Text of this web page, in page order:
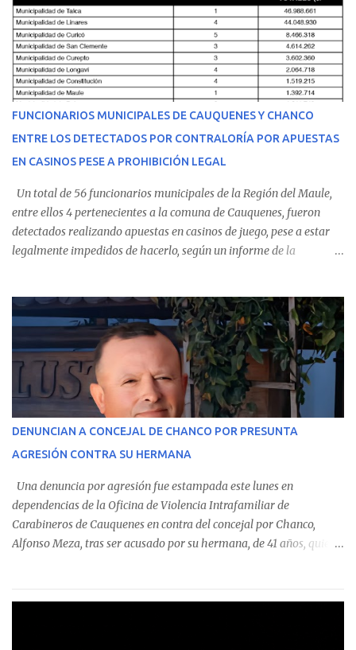
equipo médico determinó su traslado de urgencia al Hospital
Regional de Talca y dado la urgencia la ambulancia partió hacia
Talca con escolta de Carabineros. En medio del traslado, el
estudiante de medicina de 25 años, se agravó y pese a los esfuerzos
del personal de emergencia terminó falleciendo, sin alcanzar a
recibir atención especializada en el centro de destino. Apenas se
conoció la gravedad de su condición, sus padres —residentes en
Villarrica— se trasladaron a Cauquenes con la esperanza de una
evolución favorable. No obstante, alrededo...
FUNCIONARIOS MUNICIPALES DE CAUQUENES Y CHANCO
ENTRE LOS DETECTADOS POR CONTRALORÍA POR APUESTAS
EN CASINOS PESE A PROHIBICIÓN LEGAL
Un total de 56 funcionarios municipales de la Región del Maule,
entre ellos 4 pertenecientes a la comuna de Cauquenes, fueron
detectados realizando apuestas en casinos de juego, pese a estar
legalmente impedidos de hacerlo, según un informe de la
estableció que estos funcionarios —quienes administran o
custodian fondos públicos— efectuaron transacciones por un
monto total de $116.075.918 entre enero de 2024 y junio de 2025.
En el detalle regional, se indica que en la comuna de Cauquenes se
identificó a cuatro funcionarios involucrados en este tipo de
operaciones. Asimismo, se precisa que uno de los casos
corresponde a un funcionario de la Municipalidad de Chanco,
detectaron incumplimientos a la normativa vigente. El informe
precisa que la mayor cantidad de dinero apostado se registró en
Talca, donde...
DENUNCIAN A CONCEJAL DE CHANCO POR PRESUNTA
AGRESIÓN CONTRA SU HERMANA
Una denuncia por agresión fue estampada este lunes en
dependencias de la Oficina de Violencia Intrafamiliar de
Carabineros de Cauquenes en contra del concejal por Chanco,
Alfonso Meza, tras ser acusado por su hermana, de 41 años, quien
relató que los hechos ocurrieron cerca de las 11:30 horas en el